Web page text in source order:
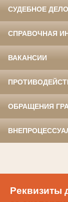
СУДЕБНОЕ
СПРАВОЧНАЯ
ВАКАНСИИ
ОБРАЩЕНИЯ
Реквизиты